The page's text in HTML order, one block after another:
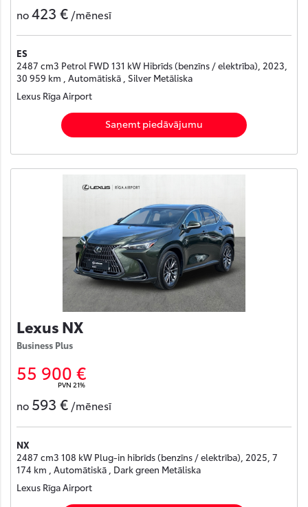
no423 € /mēnesī
ES
2487 cm3 Petrol FWD 131 kW Hibrīds (benzīns / elektrība), 2023,
30 959 km , Automātiskā , Silver Metāliska
Lexus Rīga Airport
Saņemt piedāvājumu
Lexus NX
Business Plus
55 900 €
PVN 21%
no 593 € /mēnesī
NX
2487 cm3 108 kW Plug-in hibrīds (benzīns / elektrība), 2025, 7
174 km , Automātiskā , Dark green Metāliska
Lexus Rīga Airport